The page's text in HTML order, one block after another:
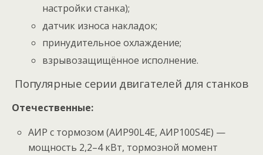
настройки станка);
датчик износа накладок;
принудительное охлаждение;
взрывозащищённое исполнение.
Популярные серии двигателей для станков
Отечественные:
АИР с тормозом (АИР90L4Е, АИР100S4Е) —
мощность 2,2–4 кВт, тормозной момент